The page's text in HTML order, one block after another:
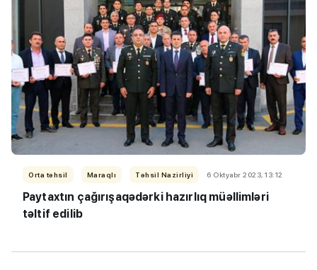
Orta təhsil Maraqlı Təhsil Nazirliyi 6 Oktyabr 2023, 13:12
Paytaxtın çağırışaqədərki hazırlıq müəllimləri
təltif edilib